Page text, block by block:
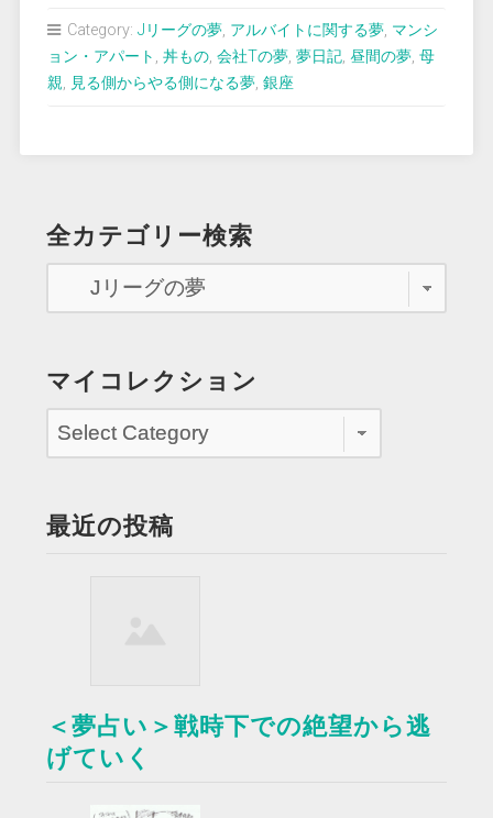
い
ン
の
ー
パ
な
る”
Category: Jリーグの夢, アルバイトに関する夢, マンシ
ョン・アパート , 丼もの, 会社Tの夢, 夢日記, 昼間の夢, 母
親, 見る側からやる側になる夢, 銀座
全カテゴリー検索
マイコレクション
最近の投稿
＜夢占い＞戦時下での絶望から逃
げていく